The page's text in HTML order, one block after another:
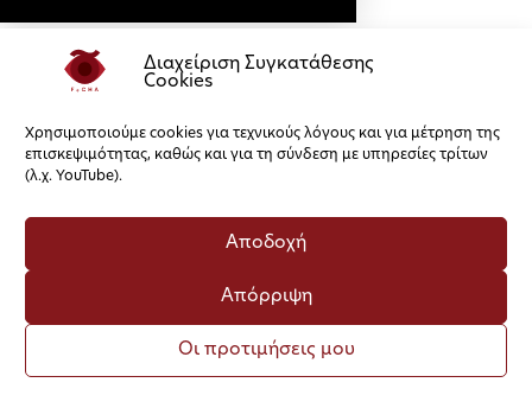
Διαχείριση Συγκατάθεσης
Cookies
Χρησιμοποιούμε cookies για τεχνικούς λόγους και για μέτρηση της
επισκεψιμότητας, καθώς και για τη σύνδεση με υπηρεσίες τρίτων
(λ.χ. YouTube).
Αποδοχή
Απόρριψη
Οι προτιμήσεις μου